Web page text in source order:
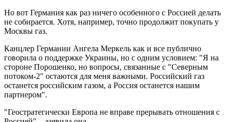
Но вот Германия как раз ничего особенного с Россией делать
не собирается. Хотя, например, точно продолжит покупать у
Москвы газ.
Канцлер Германии Ангела Меркель как и все публично
говорила о поддержке Украины, но с одним условием: "Я на
стороне Порошенко, но вопросы, связанные с "Северным
потоком-2" остаются для меня важными. Российский газ
останется российским газом, а Россия останется нашим
партнером".
"Геостратегически Европа не вправе прерывать отношения с